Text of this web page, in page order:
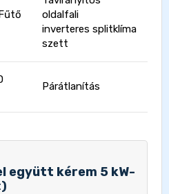
oldalfali
inverteres splitklíma
szett
Párátlanítás
együtt kérem 5 kW-
)